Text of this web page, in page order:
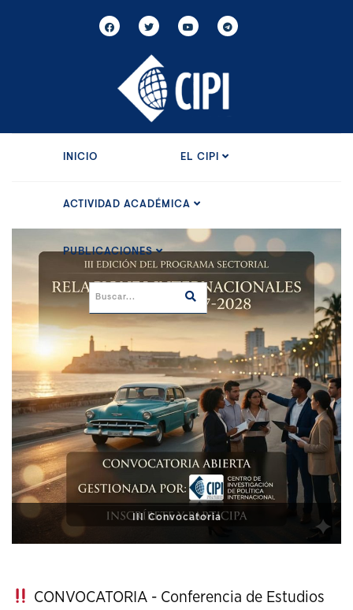
INICIO EL CIPI
ACTIVIDAD ACADÉMICA
PUBLICACIONES
XI Conference on Strategic Studies
CONVOCATORIA - Conferencia de Estudios